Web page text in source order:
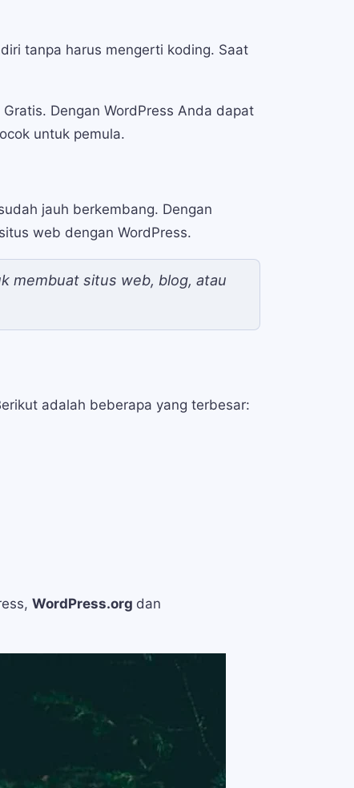
tanpa harus mengerti koding. Saat
Dengan WordPress Anda dapat
untuk pemula.
jauh berkembang. Dengan
web dengan WordPress.
membuat situs web, blog, atau
adalah beberapa yang terbesar:
WordPress.org dan